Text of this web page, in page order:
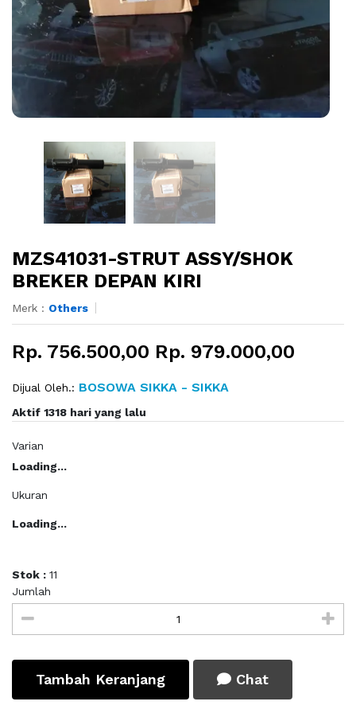
MZS41031-STRUT ASSY/SHOK
BREKER DEPAN KIRI
Merk : Others
Rp. 756.500,00 Rp. 979.000,00
Dijual Oleh.: BOSOWA SIKKA - SIKKA
Aktif 1318 hari yang lalu
Varian
Loading...
Ukuran
Loading...
Stok : 11
Jumlah
Tambah Keranjang Chat